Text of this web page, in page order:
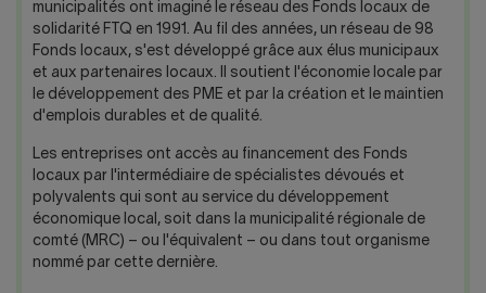
English
municipalités ont imaginé le réseau des Fonds locaux de
solidarité FTQ en 1991. Au fil des années, un réseau de 98
Fonds locaux, s'est développé grâce aux élus municipaux
et aux partenaires locaux. Il soutient l'économie locale par
le développement des PME et par la création et le maintien
d'emplois durables et de qualité.
Les entreprises ont accès au financement des Fonds
locaux par l'intermédiaire de spécialistes dévoués et
polyvalents qui sont au service du développement
économique local, soit dans la municipalité régionale de
comté (MRC) – ou l'équivalent – ou dans tout organisme
nommé par cette dernière.